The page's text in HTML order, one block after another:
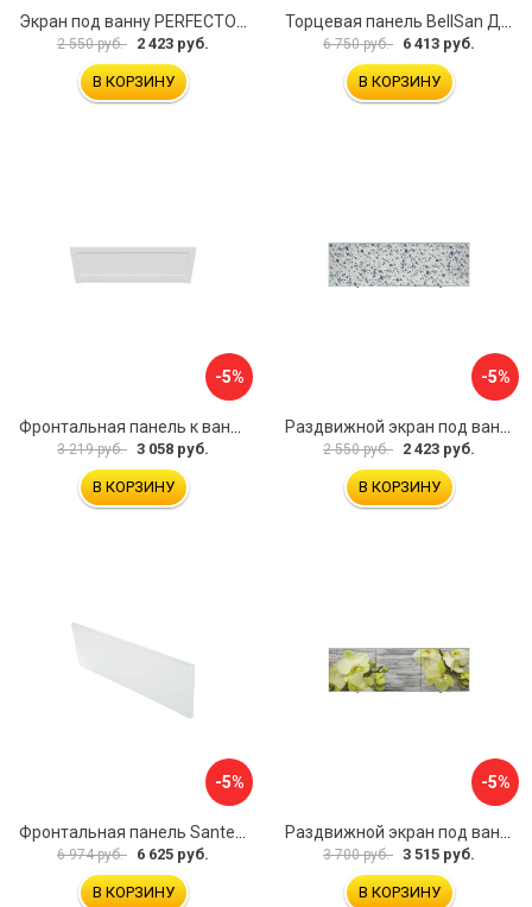
Экран под ванну PERFECTO LINEA 36-000157
2 550 руб. 2 423 руб.
В КОРЗИНУ
Торцевая панель BellSan Даниелла 4627171531049
6 750 руб. 6 413 руб.
В КОРЗИНУ
-5%
3 219 руб. 3 058 руб.
В КОРЗИНУ
-5%
2 550 руб. 2 423 руб.
В КОРЗИНУ
-5%
6 974 руб. 6 625 руб.
В КОРЗИНУ
-5%
3 700 руб. 3 515 руб.
В КОРЗИНУ